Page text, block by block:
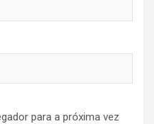
para a próxima vez